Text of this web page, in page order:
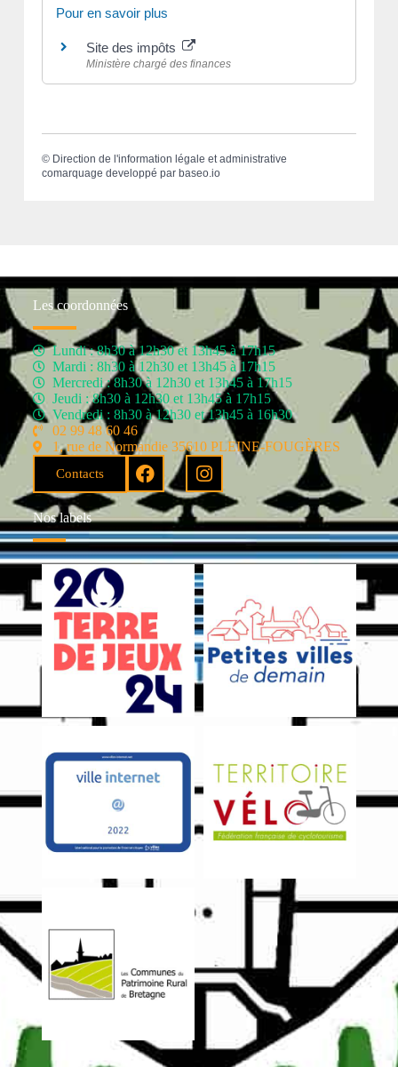
Pour en savoir plus
Site des impôts
Ministère chargé des finances
© Direction de l'information légale et administrative
comarquage developpé par baseo.io
Les coordonnées
Lundi : 8h30 à 12h30 et 13h45 à 17h15
Mardi : 8h30 à 12h30 et 13h45 à 17h15
Mercredi : 8h30 à 12h30 et 13h45 à 17h15
Jeudi : 8h30 à 12h30 et 13h45 à 17h15
Vendredi : 8h30 à 12h30 et 13h45 à 16h30
02 99 48 60 46
1, rue de Normandie 35610 PLEINE-FOUGÈRES
Contacts
Nos labels